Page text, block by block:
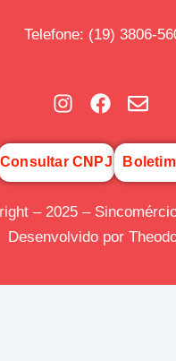
Telefone: (19) 3806-
Consultar CNPJ
– 2025 –
Desenvolvido por